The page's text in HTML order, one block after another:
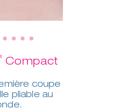
Compact
coupe
pliable au